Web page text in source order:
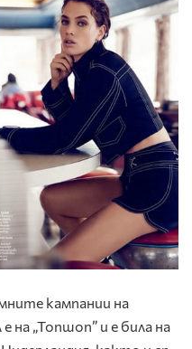
кампании на
на „Топшоп” и е била на